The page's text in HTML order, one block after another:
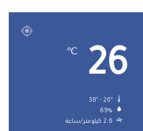
26
℃
69%
2.6 كيلومتر/ساعة